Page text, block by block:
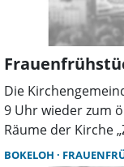
Die
9 Uhr wieder zum
Räume der Kirche
wird eine Andacht
BOKELOH